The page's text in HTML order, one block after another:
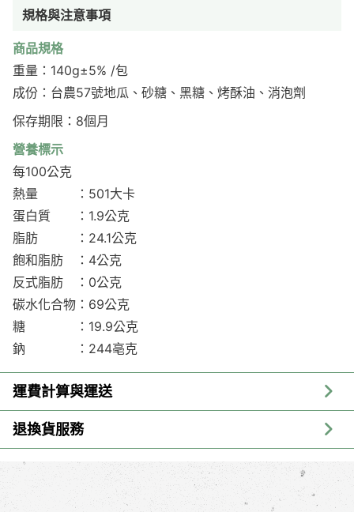
規格與注意事項
商品規格
重量：140g±5% /包
成份：台農57號地瓜、砂糖、黑糖、烤酥油、消泡劑
保存期限：8個月
營養標示
每100公克
熱量 ：501大卡
蛋白質 ：1.9公克
脂肪 ：24.1公克
飽和脂肪 ：4公克
反式脂肪 ：0公克
碳水化合物：69公克
糖 ：19.9公克
鈉 ：244亳克
運費計算與運送
退換貨服務